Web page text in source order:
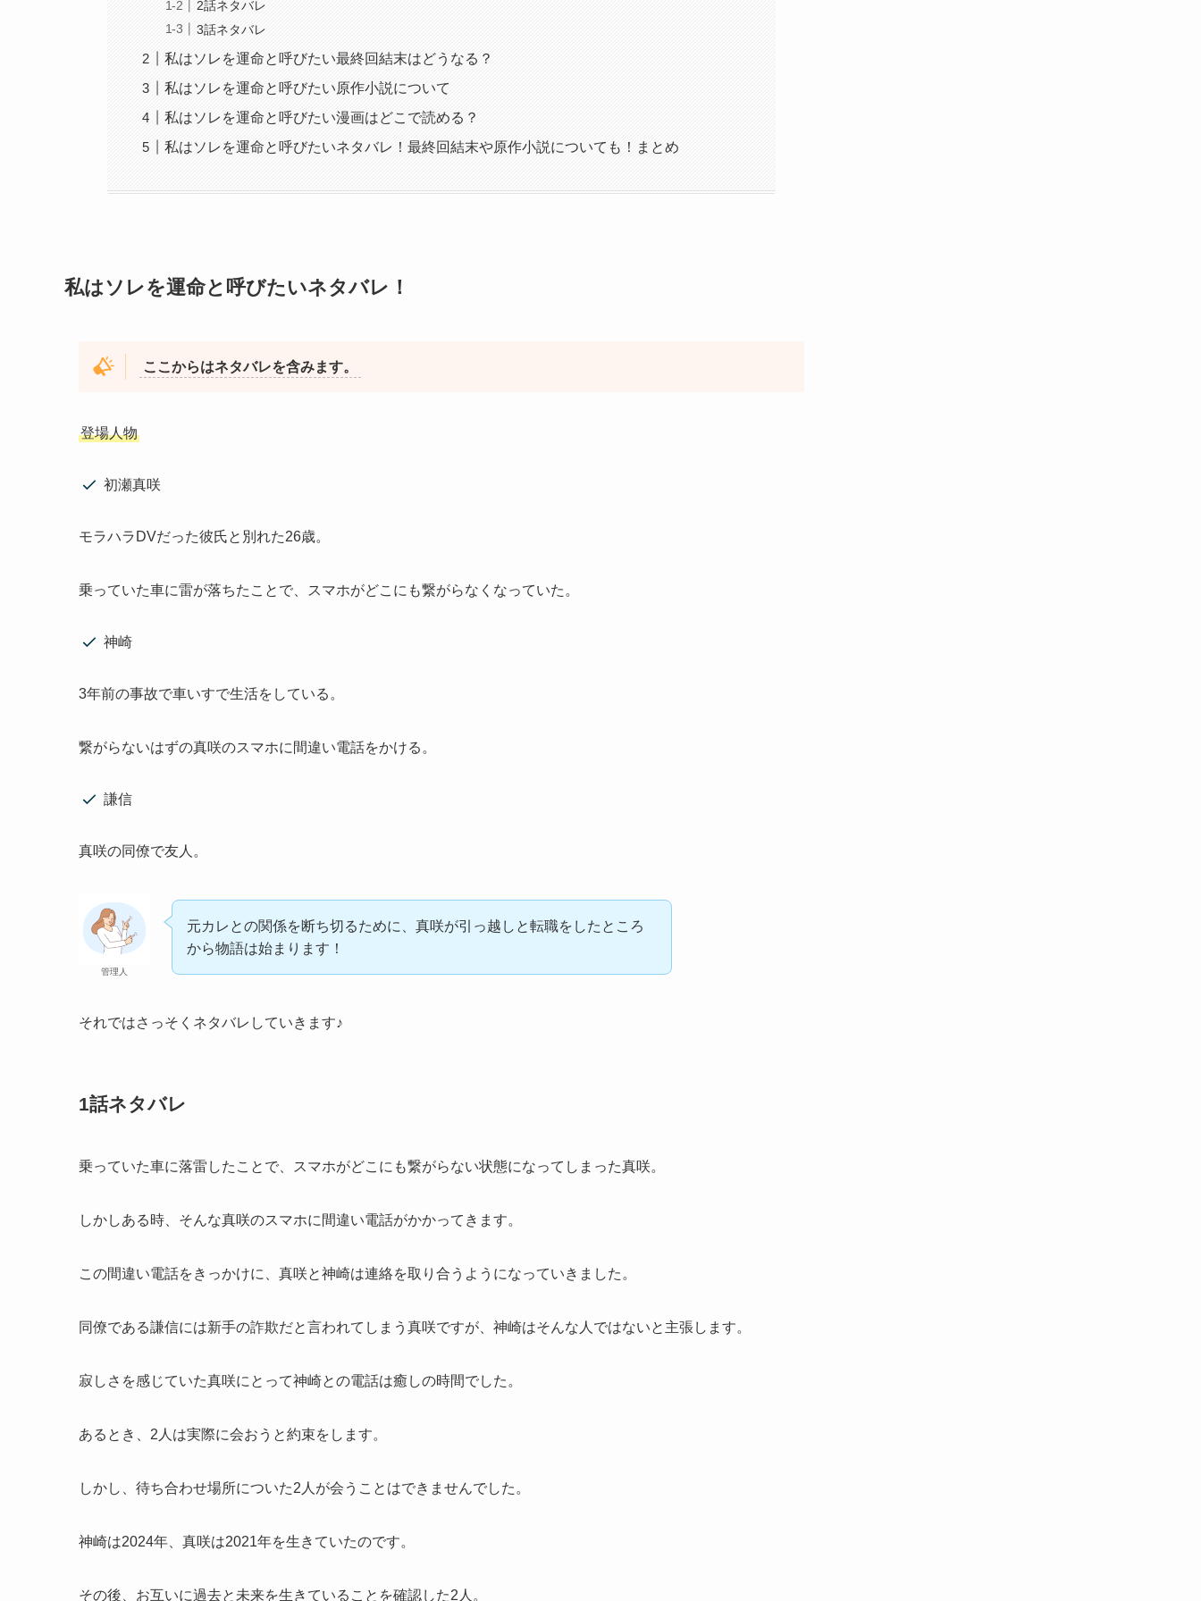
2話ネタバレ
3話ネタバレ
私はソレを運命と呼びたい最終回結末はどうなる？
私はソレを運命と呼びたい原作小説について
私はソレを運命と呼びたい漫画はどこで読める？
私はソレを運命と呼びたいネタバレ！最終回結末や原作小説についても！まとめ
私はソレを運命と呼びたいネタバレ！
ここからはネタバレを含みます。
登場人物
初瀬真咲
モラハラDVだった彼氏と別れた26歳。
乗っていた車に雷が落ちたことで、スマホがどこにも繋がらなくなっていた。
神崎
3年前の事故で車いすで生活をしている。
繋がらないはずの真咲のスマホに間違い電話をかける。
謙信
真咲の同僚で友人。
管理人
元カレとの関係を断ち切るために、真咲が引っ越しと転職をしたところ
から物語は始まります！
それではさっそくネタバレしていきます♪
1話ネタバレ
乗っていた車に落雷したことで、スマホがどこにも繋がらない状態になってしまった真咲。
しかしある時、そんな真咲のスマホに間違い電話がかかってきます。
この間違い電話をきっかけに、真咲と神崎は連絡を取り合うようになっていきました。
同僚である謙信には新手の詐欺だと言われてしまう真咲ですが、神崎はそんな人ではないと主張します。
寂しさを感じていた真咲にとって神崎との電話は癒しの時間でした。
あるとき、2人は実際に会おうと約束をします。
しかし、待ち合わせ場所についた2人が会うことはできませんでした。
神崎は2024年、真咲は2021年を生きていたのです。
その後、お互いに過去と未来を生きていることを確認した2人。